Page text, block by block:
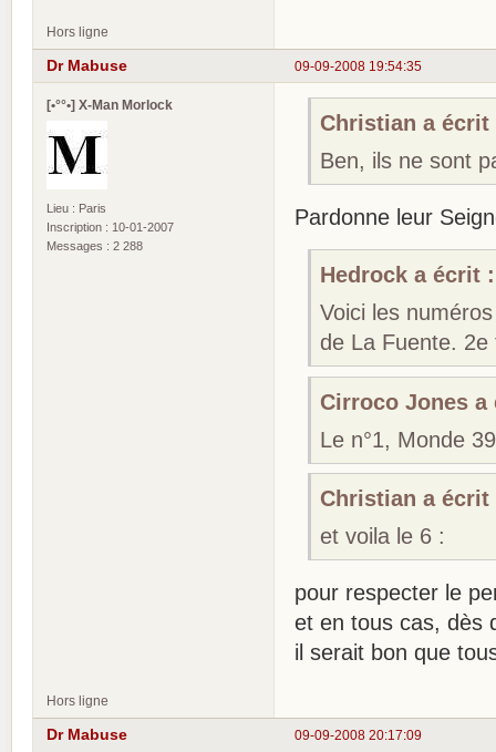
Hors ligne
09-09-2008 19:54:35
Dr Mabuse
[•°°•] X-Man Morlock
Lieu : Paris
Inscription : 10-01-2007
Messages : 2 288
Christian a écrit
Ben, ils ne sont
Pardonne leur
Hedrock a écrit :
Voici les
de La Fuente.
Cirroco Jones a
Le n°1, Monde
Christian a écrit
et voila le 6 :
pour respecter le
et en tous cas, dès
il serait bon que
Hors ligne
09-09-2008 20:17:09
Dr Mabuse